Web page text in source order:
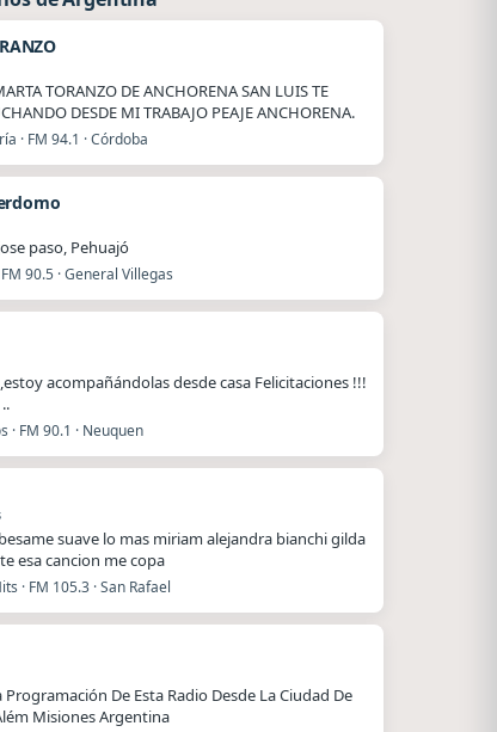
TORANZO DE ANCHORENA SAN LUIS TE
DESDE MI TRABAJO PEAJE ANCHORENA.
· FM 94.1 · Córdoba
paso, Pehuajó
90.5 · General Villegas
acompañándolas desde casa Felicitaciones !!!
· FM 90.1 · Neuquen
suave lo mas miriam alejandra bianchi gilda
esa cancion me copa
· FM 105.3 · San Rafael
Programación De Esta Radio Desde La Ciudad De
Misiones Argentina